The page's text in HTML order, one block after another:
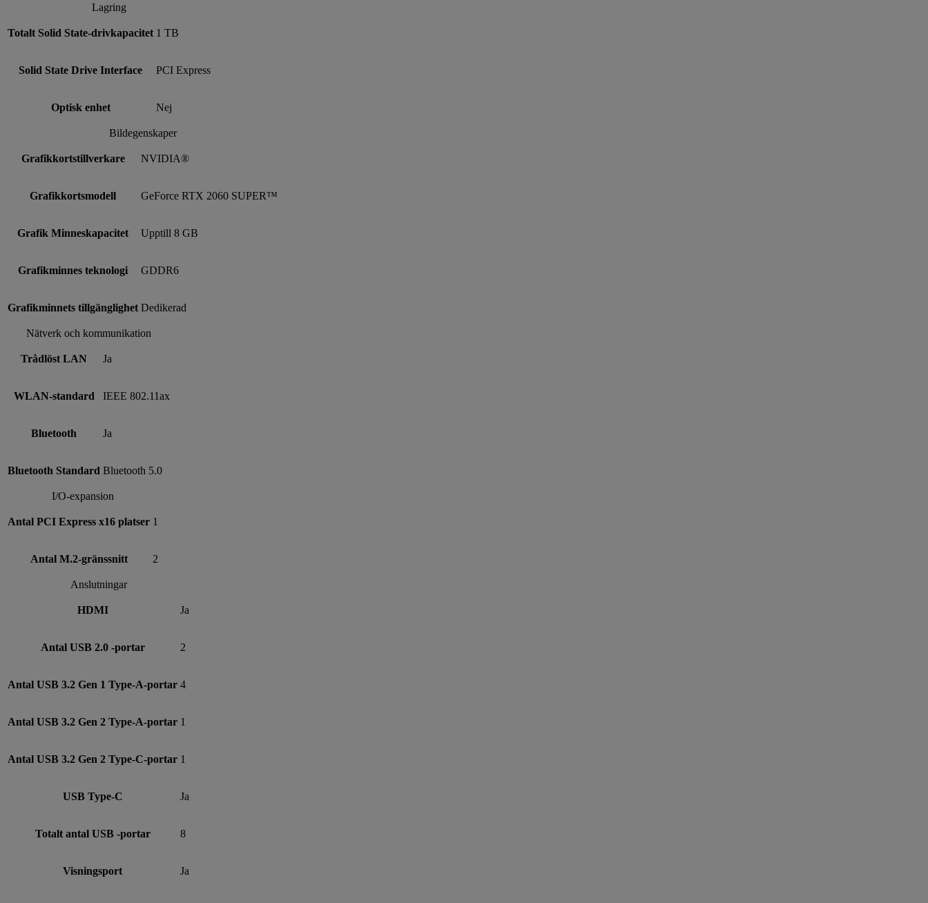
Lagring
Totalt Solid State-drivkapacitet 1 TB
Solid State Drive Interface PCI Express
Optisk enhet Nej
Bildegenskaper
Grafikkortstillverkare NVIDIA®
Grafikkortsmodell GeForce RTX 2060 SUPER™
Grafik Minneskapacitet Upptill 8 GB
Grafikminnes teknologi GDDR6
Grafikminnets tillgänglighet Dedikerad
Nätverk och kommunikation
Trådlöst LAN Ja
WLAN-standard IEEE 802.11ax
Bluetooth Ja
Bluetooth Standard Bluetooth 5.0
I/O-expansion
Antal PCI Express x16 platser 1
Antal M.2-gränssnitt 2
Anslutningar
HDMI Ja
Antal USB 2.0 -portar 2
Antal USB 3.2 Gen 1 Type-A-portar 4
Antal USB 3.2 Gen 2 Type-A-portar 1
Antal USB 3.2 Gen 2 Type-C-portar 1
USB Type-C Ja
Totalt antal USB -portar 8
Visningsport Ja